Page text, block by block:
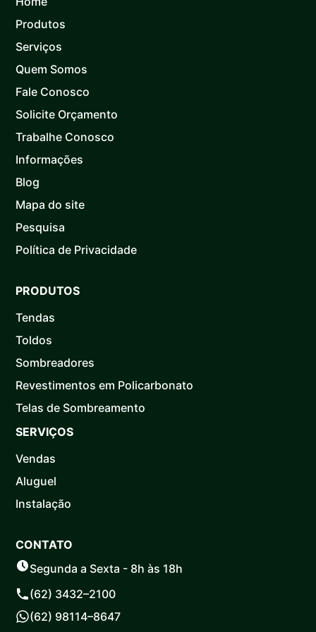
Produtos
Serviços
Quem Somos
Fale Conosco
Solicite Orçamento
Trabalhe Conosco
Informações
Blog
Mapa do site
Pesquisa
Política de Privacidade
PRODUTOS
Tendas
Toldos
Sombreadores
Revestimentos em Policarbonato
Telas de Sombreamento
SERVIÇOS
Vendas
Aluguel
Instalação
CONTATO
Segunda a Sexta - 8h às 18h
(62) 3432–2100
(62) 98114–8647